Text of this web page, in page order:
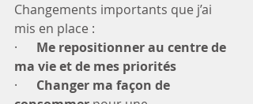
Changements importants que j’ai
mis en place :
·
Me repositionner au centre de
ma vie et de mes priorités
·
Changer ma façon de